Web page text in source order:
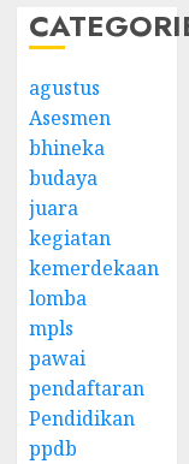
agustus
Asesmen
bhineka
budaya
juara
kegiatan
kemerdekaan
lomba
mpls
pawai
pendaftaran
Pendidikan
ppdb